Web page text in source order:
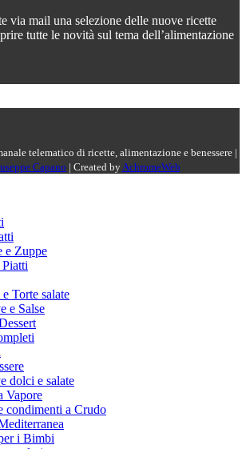
via mail una selezione delle nuove ricette
tutte le novità sul tema dell’alimentazione
telematico di ricette, alimentazione e benessere |
Capano | Created byAchromeWeb
e Zuppe
Torte salate
e Salse
dolci e salate
Vapore
condimenti a Crudo
i Bimbi